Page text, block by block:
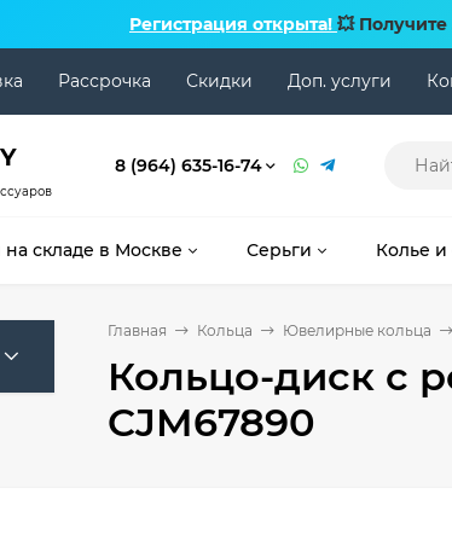
Регистрация открыта! 💥
Рассрочка Скидки Доп. услуги
8 (964) 635-16-74
складе в Москве Серьги Колье
Главная Кольца Ювелирные кольца
Кольцо-диск с
CJM67890